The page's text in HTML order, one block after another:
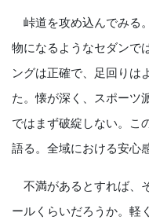
峠道を攻め込んでみる
物になるようなセダンで
ングは正確で、足回りは
た。懐が深く、スポーツ
ではまず破綻しない。こ
語る。全域における安心
不満があるとすれば、
ールくらいだろうか。軽